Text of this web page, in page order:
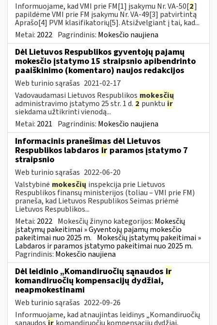
Informuojame, kad VMI prie FM[1] įsakymu Nr. VA-50[2]
papildėme VMI prie FM įsakymu Nr. VA-49[3] patvirtintą
Aprašo[4] PVM klasifikatorių[5]. Atsižvelgiant į tai, kad...
Metai: 2022 Pagrindinis: Mokesčio naujiena
Dėl Lietuvos Respublikos gyventojų pajamų
mokesčio įstatymo 15 straipsnio apibendrinto
paaiškinimo (komentaro) naujos redakcijos
Web turinio sąrašas 2021-02-17
Vadovaudamasi Lietuvos Respublikos mokesčių
administravimo įstatymo 25 str. 1 d. 2punktuir
siekdama užtikrinti vienodą...
Metai: 2021 Pagrindinis: Mokesčio naujiena
Informacinis pranešimas dėl Lietuvos
Respublikos labdaros ir paramos įstatymo 7
straipsnio
Web turinio sąrašas 2022-06-20
Valstybinė mokesčių inspekcija prie Lietuvos
Respublikos finansų ministerijos (toliau – VMI prie FM)
praneša, kad Lietuvos Respublikos Seimas priėmė
Lietuvos Respublikos...
Metai: 2022 Mokesčių žinyno kategorijos: Mokesčių
įstatymų pakeitimai » Gyventojų pajamų mokesčio
pakeitimai nuo 2025 m. Mokesčių įstatymų pakeitimai »
Labdaros ir paramos įstatymo pakeitimai nuo 2025 m.
Pagrindinis: Mokesčio naujiena
Dėl leidinio „Komandiruočių sąnaudos ir
komandiruočių kompensacijų dydžiai,
neapmokestinami
Web turinio sąrašas 2022-09-26
Informuojame, kad atnaujintas leidinys „Komandiruočių
sąnaudos ir komandiruočių kompensacijų dydžiai,